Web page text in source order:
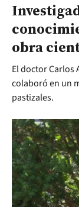
obra
El doctor Carlos
colaboró en un
pastizales.